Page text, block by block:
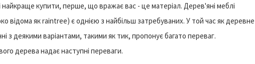
найкраще купити, перше, що вражає вас - це матеріал. Дерев'яні меблі
відома як raintree) є однією з найбільш затребуваних. У той час як деревне
з деякими варіантами, такими як тик, пропонує багато переваг.
дерева надає наступні переваги.